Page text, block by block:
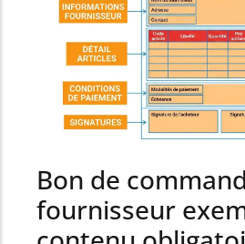
Bon de
fournisseur